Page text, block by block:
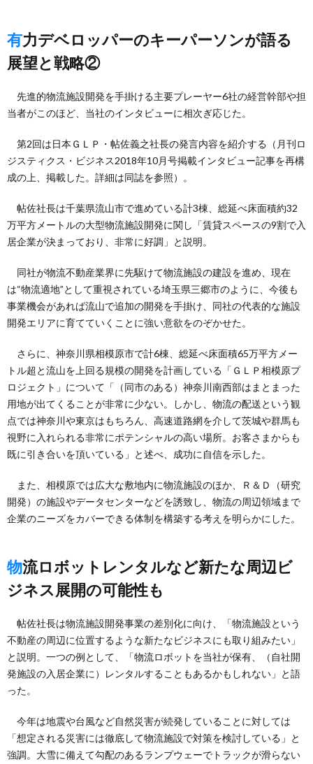
有力デベロッパーのキーパーソンが語る
展望と戦略②
先進的物流施設開発を手掛ける主要プレーヤー6社の経営幹部や担
当者がこのほど、当社のインタビューに相次ぎ応じた。
第2回は日本ＧＬＰ・帖佐義之社長の発言内容を紹介する（月刊ロ
ジスティクス・ビジネス2018年10月号掲載インタビュー記事を再構
成の上、掲載した。詳細は同誌を参照）。
帖佐社長は千葉県流山市で進めている計3棟、総延べ床面積約32
万平方メートルの大型物流施設開発に関し「賃貸スペースの9割で入
居企業が決まっており、非常に好調」と説明。
同社が物流不動産業界に先駆けて物流施設の建設を進め、現在
は“物流適地”として重視されている埼玉県三郷市のように、今後も
事業機会があれば流山で追加の開発を手掛け、同社の代表的な施設
開発エリアに育てていくことに強い意欲をのぞかせた。
さらに、神奈川県相模原市で計6棟、総延べ床面積65万平方メー
トル超と流山を上回る規模の開発を計画している「ＧＬＰ相模原プ
ロジェクト」について「（同市のある）神奈川南西部はまとまった
用地が出てくることが非常に少ない。しかし、物流の配送という観
点では神奈川や東京はもちろん、高速道路網を介して茨城や群馬も
視野に入れられる非常にポテンシャルの高い場所。お客さまからも
既に引き合いを頂いている」と述べ、成功に自信を示した。
また、相模原では広大な敷地内に物流施設のほか、Ｒ＆Ｄ（研究
開発）の施設やデータセンターなどを誘致し、物流の周辺領域まで
企業のニーズをカバーできる体制を構築する考えを明らかにした。
物流ロボットレンタルなど新たな周辺ビ
ジネス展開の可能性も
帖佐社長は物流施設開発事業の差別化に向け、「物流施設という
不動産の周辺に位置するような新たなビジネスにも取り組みたい」
と説明。一つの例として、「物流ロボットを当社が保有、（自社開
発施設の入居企業に）レンタルすることもあるかもしれない」と語
った。
今年は地震や台風など自然災害が続発していることに対しては
「想定される災害には徹底して物流施設で対策を検討している」と
強調。大雪に備えて勾配のあるランプウェーでトラックが滑らない